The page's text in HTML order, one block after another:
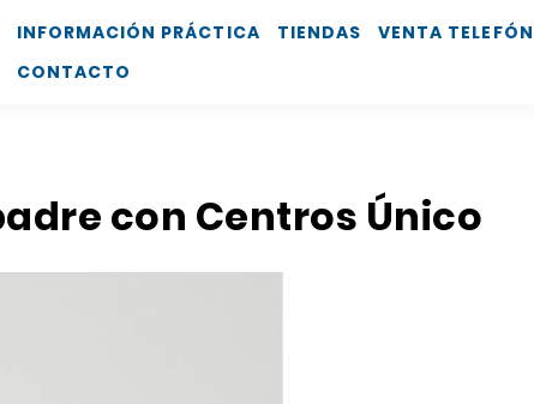
INFORMACIÓN PRÁCTICA TIENDAS VENTA
CONTACTO
con Centros Único